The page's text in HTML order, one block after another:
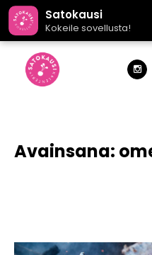
Satokausi
Kokeile sovellusta!
Avainsana: